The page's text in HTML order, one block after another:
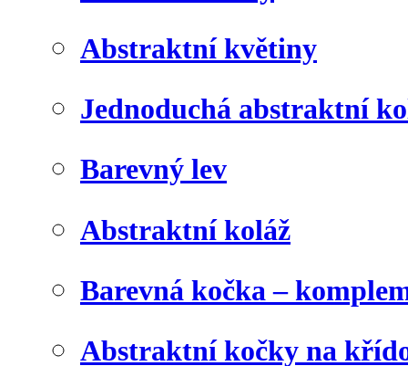
Abstraktní květiny
Jednoduchá abstraktní
Barevný lev
Abstraktní koláž
Barevná kočka –
Abstraktní kočky na